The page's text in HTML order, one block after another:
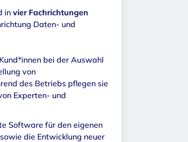
in vier Fachrichtungen
Daten- und
bei der Auswahl
von
des Betriebs pflegen sie
Experten- und
Software für den eigenen
die Entwicklung neuer